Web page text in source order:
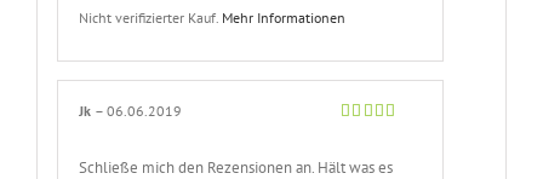
Nicht verifizierter Kauf. Mehr Informationen
Jk – 06.06.2019
Schließe mich den Rezensionen an. Hält was es